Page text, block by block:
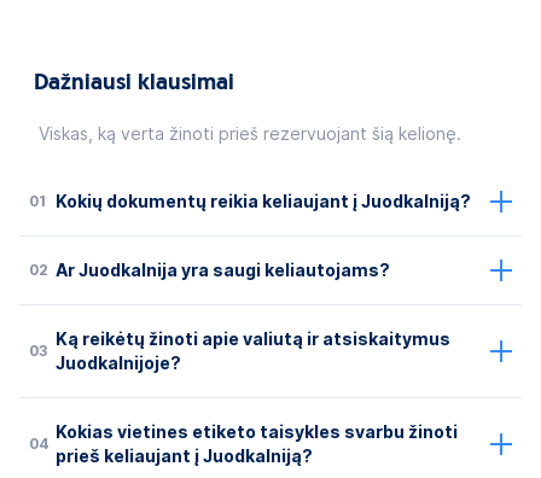
Dažniausi klausimai
Viskas, ką verta žinoti prieš rezervuojant šią kelionę.
01 Kokių dokumentų reikia keliaujant į Juodkalniją?
02 Ar Juodkalnija yra saugi keliautojams?
03
Ką reikėtų žinoti apie valiutą ir atsiskaitymus
Juodkalnijoje?
04
Kokias vietines etiketo taisykles svarbu žinoti
prieš keliaujant į Juodkalniją?